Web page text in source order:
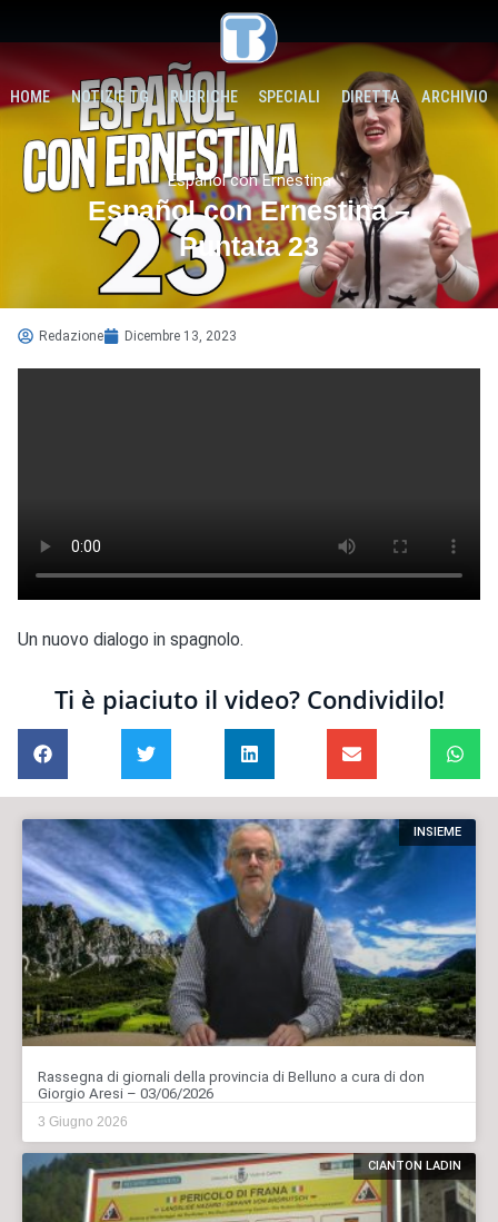
HOME NOTIZIE TG RUBRICHE SPECIALI DIRETTA ARCHIVIO
Español con Ernestina
Español con Ernestina –
Puntata 23
Redazione Dicembre 13, 2023
Un nuovo dialogo in spagnolo.
Ti è piaciuto il video? Condividilo!
INSIEME
Rassegna di giornali della provincia di Belluno a cura di don
Giorgio Aresi – 03/06/2026
3 Giugno 2026
CIANTON LADIN